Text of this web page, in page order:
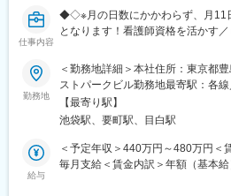
■働きやすい環境：
・残業時間：10h未満
・有給取得率：76.9％（2024年度
・産前産後休業取得率：100％（
・育児休業復帰率：96％（2024年度
変更の範囲：会社の定める業務
ューがある場合は、病医院に担当
することもあります。
Method360は、株式会社ケアネッ
ロモーションにおける包括的なソ
カルコミュニケーションカンパニ
のパートナーとして、製品価値を最
リューションをケアネットと協力
仕事内容
◆◇※月の日数にかかわらず、月11
となります！看護師資格を活かす
ワーク◆◇
■職務内容：
製薬企業や機器メーカーの窓口担
用方法の説明・指導業務を担当して
やそのご家族様、医療機関からの
願いしています。
勤務地
＜勤務地詳細＞本社住所：東京都
ストパークビル勤務地最寄駅：各
全面禁煙変更の範囲：会社の定める
【最寄り駅】
池袋駅、要町駅、目白駅
給与
＜予定年収＞440万円～480万円＜
毎月支給＜賃金内訳＞年額（基本